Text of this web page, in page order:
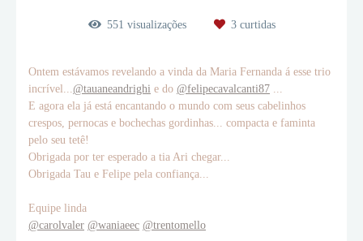
551 visualizações 3curtidas
Ontem estávamos revelando a vinda da Maria Fernanda á esse trio
incrível... @tauaneandrighi e do @felipecavalcanti87
E agora ela já está encantando o mundo com seus cabelinhos
crespos, pernocas e bochechas gordinhas... compacta e faminta
pelo seu tetê!
Obrigada por ter esperado a tia Ari chegar...
Obrigada Tau e Felipe pela confiança...
Equipe linda
@carolvaler @waniaeec @trentomello